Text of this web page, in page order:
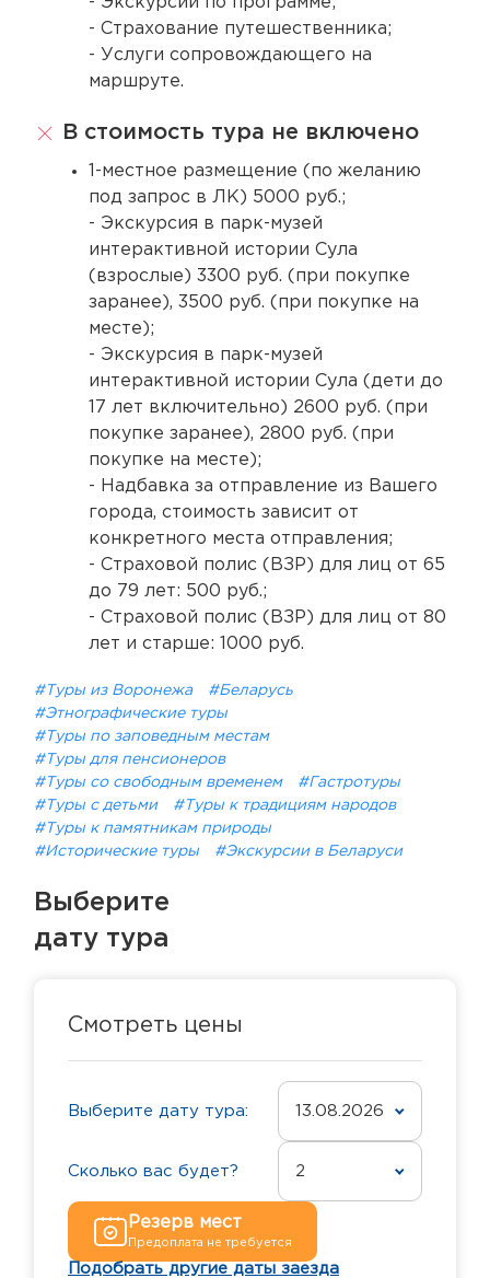
- Страхование путешественника;
- Услуги сопровождающего на
маршруте.
В стоимость тура не включено
1-местное размещение (по желанию
под запрос в ЛК) 5000 руб.;
- Экскурсия в парк-музей
интерактивной истории Сула
(взрослые) 3300 руб. (при покупке
заранее), 3500 руб. (при покупке на
месте);
- Экскурсия в парк-музей
интерактивной истории Сула (дети до
17 лет включительно) 2600 руб. (при
покупке заранее), 2800 руб. (при
покупке на месте);
- Надбавка за отправление из Вашего
города, стоимость зависит от
конкретного места отправления;
- Страховой полис (ВЗР) для лиц от 65
до 79 лет: 500 руб.;
- Страховой полис (ВЗР) для лиц от 80
лет и старше: 1000 руб.
#Туры из Воронежа
#Беларусь
#Этнографические туры
#Туры по заповедным местам
#Туры для пенсионеров
#Туры со свободным временем
#Гастротуры
#Туры с детьми
#Туры к традициям народов
#Туры к памятникам природы
#Исторические туры
#Экскурсии в Беларуси
Выберите
дату тура
Смотреть цены
Выберите дату тура: 13.08.2026
Сколько вас будет? 2
Резерв мест
Предоплата не требуется
Подобрать другие даты заезда